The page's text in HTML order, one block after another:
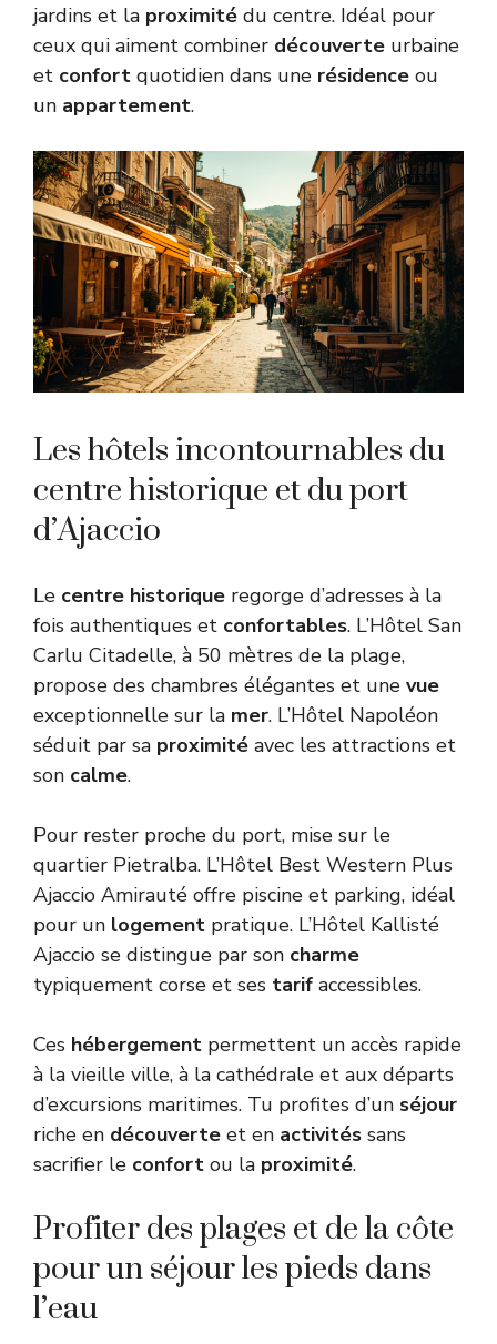
jardins et la proximité du centre. Idéal pour
ceux qui aiment combiner découverte urbaine
et confort quotidien dans une résidence ou
un appartement.
Les hôtels incontournables du
centre historique et du port
d’Ajaccio
Le centre historique regorge d’adresses à la
fois authentiques et confortables. L’Hôtel San
Carlu Citadelle, à 50 mètres de la plage,
propose des chambres élégantes et une vue
exceptionnelle sur la mer. L’Hôtel Napoléon
séduit par sa proximité avec les attractions et
son calme.
Pour rester proche du port, mise sur le
quartier Pietralba. L’Hôtel Best Western Plus
Ajaccio Amirauté offre piscine et parking, idéal
pour un logement pratique. L’Hôtel Kallisté
Ajaccio se distingue par son charme
typiquement corse et ses tarif accessibles.
Ces hébergement permettent un accès rapide
à la vieille ville, à la cathédrale et aux départs
d’excursions maritimes. Tu profites d’un séjour
riche en découverte et en activités sans
sacrifier le confort ou la proximité.
Profiter des plages et de la côte
pour un séjour les pieds dans
l’eau